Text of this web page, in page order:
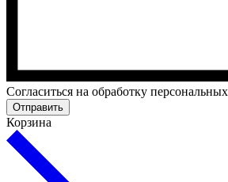
Cогласиться на обработку
Отправить
Корзина